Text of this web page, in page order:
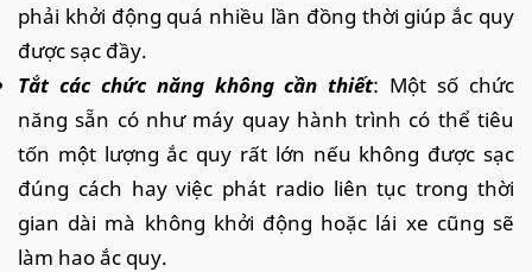
phải khởi động quá nhiều lần đồng thời giúp ắc quy
được sạc đầy.
Tắt các chức năng không cần thiết: Một số chức
năng sẵn có như máy quay hành trình có thể tiêu
tốn một lượng ắc quy rất lớn nếu không được sạc
đúng cách hay việc phát radio liên tục trong thời
gian dài mà không khởi động hoặc lái xe cũng sẽ
làm hao ắc quy.